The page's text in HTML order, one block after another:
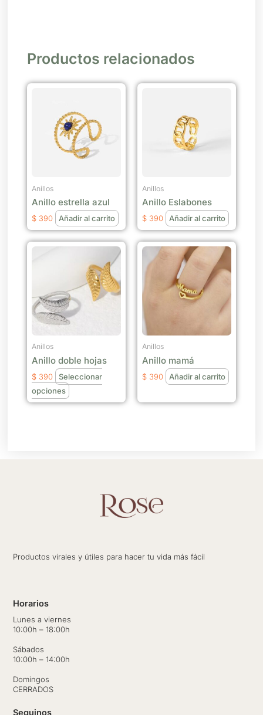
Productos relacionados
Anillos
Anillo estrella azul
$ 390 Añadir al carrito
Anillos
Anillo Eslabones
$ 390 Añadir al carrito
Anillos
Anillo doble hojas
$ 390
Seleccionar
opciones
Este
producto
tiene
múltiples
variantes.
Las
pueden
elegir
en
la
Anillos
Anillo mamá
$ 390 Añadir al carrito
Productos virales y útiles para hacer tu vida más fácil
Horarios
Lunes a viernes
10:00h – 18:00h
Sábados
10:00h – 14:00h
Domingos
CERRADOS
Seguinos